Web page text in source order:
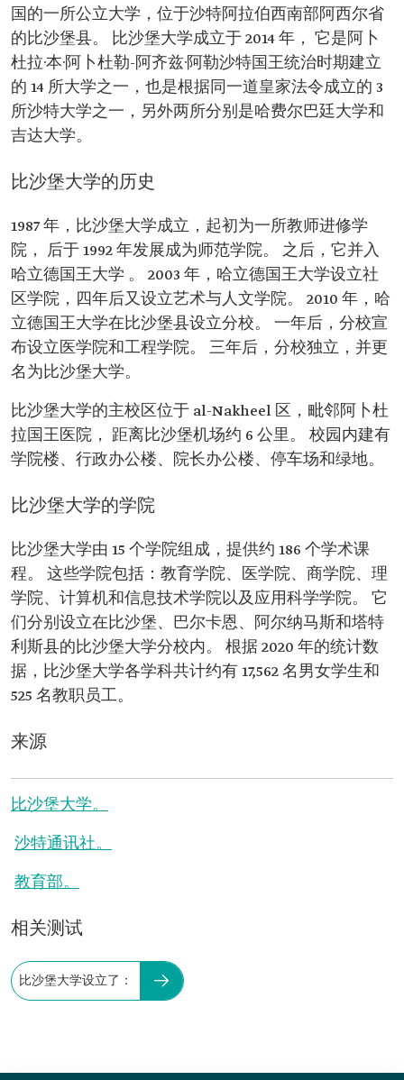
国的一所公立大学，位于沙特阿拉伯西南部阿西尔省
的比沙堡县。 比沙堡大学成立于 2014 年， 它是阿卜
杜拉·本·阿卜杜勒-阿齐兹·阿勒沙特国王统治时期建立
的 14 所大学之一，也是根据同一道皇家法令成立的 3
所沙特大学之一，另外两所分别是哈费尔巴廷大学和
吉达大学。
比沙堡大学的历史
1987 年，比沙堡大学成立，起初为一所教师进修学
院， 后于 1992 年发展成为师范学院。 之后，它并入
哈立德国王大学 。 2003 年，哈立德国王大学设立社
区学院，四年后又设立艺术与人文学院。 2010 年，哈
立德国王大学在比沙堡县设立分校。 一年后，分校宣
布设立医学院和工程学院。 三年后，分校独立，并更
名为比沙堡大学。
比沙堡大学的主校区位于 al-Nakheel 区，毗邻阿卜杜
拉国王医院， 距离比沙堡机场约 6 公里。 校园内建有
学院楼、行政办公楼、院长办公楼、停车场和绿地。
比沙堡大学的学院
比沙堡大学由 15 个学院组成，提供约 186 个学术课
程。 这些学院包括：教育学院、医学院、商学院、理
学院、计算机和信息技术学院以及应用科学学院。 它
们分别设立在比沙堡、巴尔卡恩、阿尔纳马斯和塔特
利斯县的比沙堡大学分校内。 根据 2020 年的统计数
据，比沙堡大学各学科共计约有 17,562 名男女学生和
525 名教职员工。
来源
比沙堡大学。
沙特通讯社。
教育部。
相关测试
比沙堡大学设立了：